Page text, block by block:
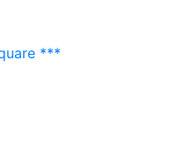
***